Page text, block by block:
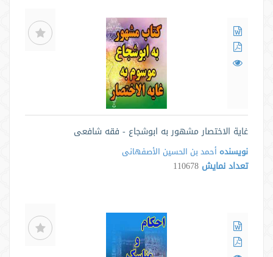
غایة الاختصار مشهور به ابوشجاع - فقه شافعی
نویسنده أحمد بن الحسین الأصفهانی
تعداد نمایش 110678